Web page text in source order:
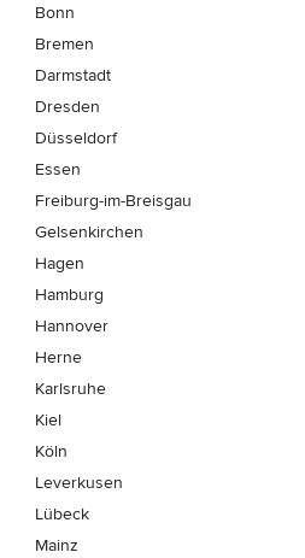
Bonn
Bremen
Darmstadt
Dresden
Düsseldorf
Essen
Freiburg-im-Breisgau
Gelsenkirchen
Hagen
Hamburg
Hannover
Herne
Karlsruhe
Kiel
Köln
Leverkusen
Lübeck
Mainz